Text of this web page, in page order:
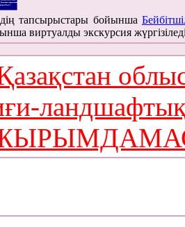
тапсырыстары бойынша
виртуалды экскурсия